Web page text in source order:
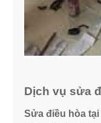
Dịch vụ sửa
Sửa điều hòa tại